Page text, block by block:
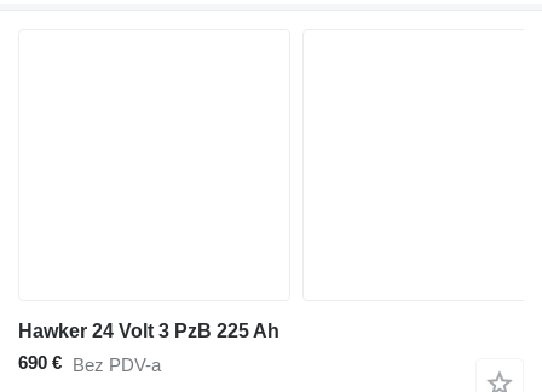
Hawker 24 Volt 3 PzB 225 Ah
690 € Bez PDV-a